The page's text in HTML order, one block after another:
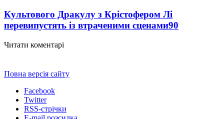
Культового Дракулу з Крістофером Лі
перевипустять із втраченими сценами90
Читати коментарі
Повна версія сайту
Facebook
Twitter
RSS-стрічки